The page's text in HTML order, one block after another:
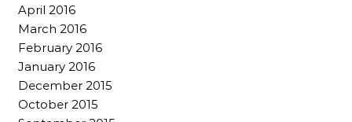
April 2016
March 2016
February 2016
January 2016
December 2015
October 2015